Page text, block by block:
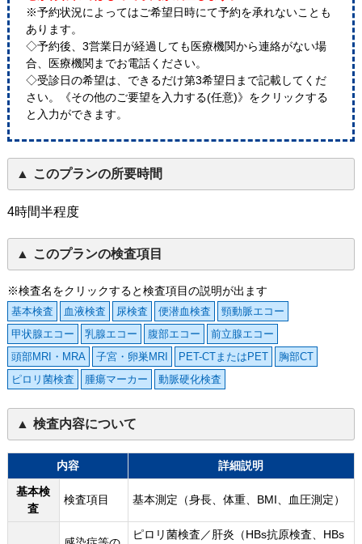
※予約状況によってはご希望日時にて予約を承れないことも
あります。
◇予約後、3営業日が経過しても医療機関から連絡がない場
合、医療機関までお電話ください。
◇受診日の希望は、できるだけ第3希望日まで記載してくだ
さい。《その他のご要望を入力する(任意)》をクリックする
と入力ができます。
このプランの所要時間
4時間半程度
このプランの検査項目
※検査名をクリックすると検査項目の説明が出ます
基本検査 血液検査 尿検査 便潜血検査
頸動脈エコー
甲状腺エコー
乳腺エコー 腹部エコー
前立腺エコー
頭部MRI・MRA
子宮・卵巣MRI PET-CTまたはPET
胸部CT
ピロリ菌検査
腫瘍マーカー 動脈硬化検査
検査内容について
内容
詳細説明
基本検
査
検査項目 基本測定（身長、体重、BMI、血圧測定）
ピロリ菌検査／肝炎（HBs抗原検査、HBs